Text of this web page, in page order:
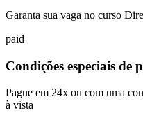
Garanta sua vaga no curso
paid
Condições especiais de
Pague em 24x ou com uma
à vista